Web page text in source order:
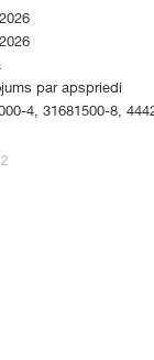
par apspriedi
4, 31681500-8,